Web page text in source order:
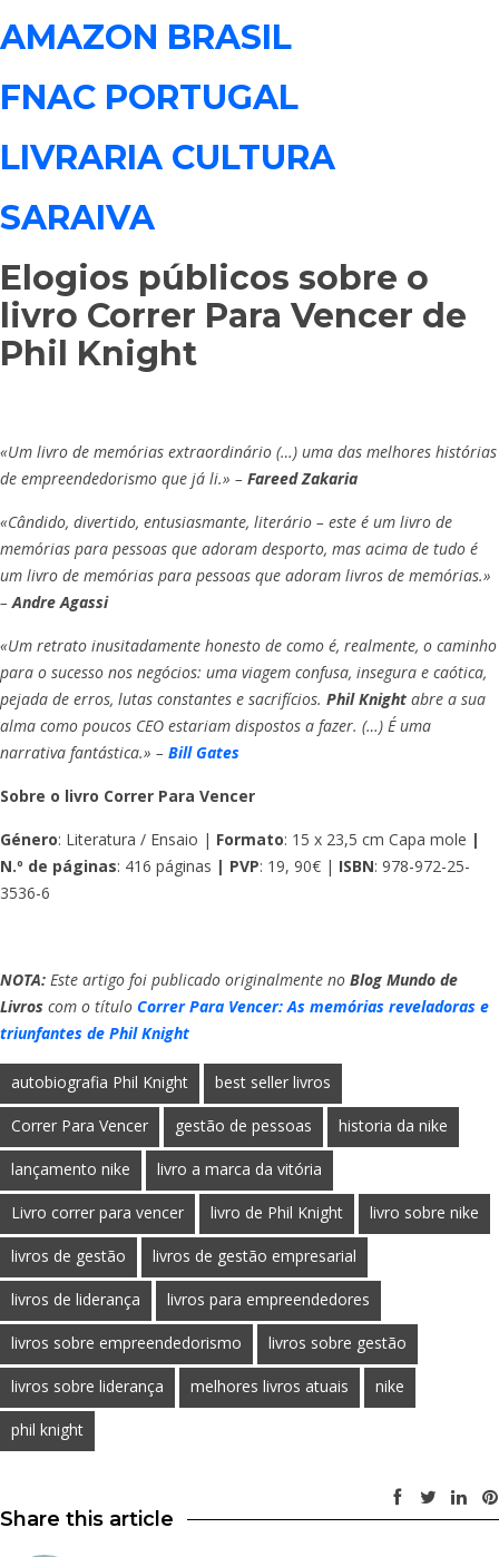
AMAZON BRASIL
FNAC PORTUGAL
LIVRARIA CULTURA
SARAIVA
Elogios públicos sobre o
livro Correr Para Vencer de
Phil Knight
«Um livro de memórias extraordinário (…) uma das melhores histórias
de empreendedorismo que já li.» – Fareed Zakaria
«Cândido, divertido, entusiasmante, literário – este é um livro de
memórias para pessoas que adoram desporto, mas acima de tudo é
um livro de memórias para pessoas que adoram livros de memórias.»
–Andre Agassi
«Um retrato inusitadamente honesto de como é, realmente, o caminho
para o sucesso nos negócios: uma viagem confusa, insegura e caótica,
pejada de erros, lutas constantes e sacrifícios. Phil Knight abre a sua
alma como poucos CEO estariam dispostos a fazer. (…) É uma
narrativa fantástica.» – Bill Gates
Sobre o livro Correr Para Vencer
Género: Literatura / Ensaio | Formato: 15 x 23,5 cm Capa mole |
N.º de páginas: 416 páginas | PVP: 19, 90€ | ISBN: 978-972-25-
3536-6
NOTA: Este artigo foi publicado originalmente no Blog Mundo de
Livros com o título Correr Para Vencer: As memórias reveladoras e
triunfantes de Phil Knight
autobiografia Phil Knight best seller livros
Correr Para Vencer gestão de pessoas historia da nike
lançamento nike livro a marca da vitória
Livro correr para vencer livro de Phil Knight livro sobre nike
livros de gestão livros de gestão empresarial
livros de liderança livros para empreendedores
livros sobre empreendedorismo livros sobre gestão
livros sobre liderança melhores livros atuais nike
phil knight
Share this article